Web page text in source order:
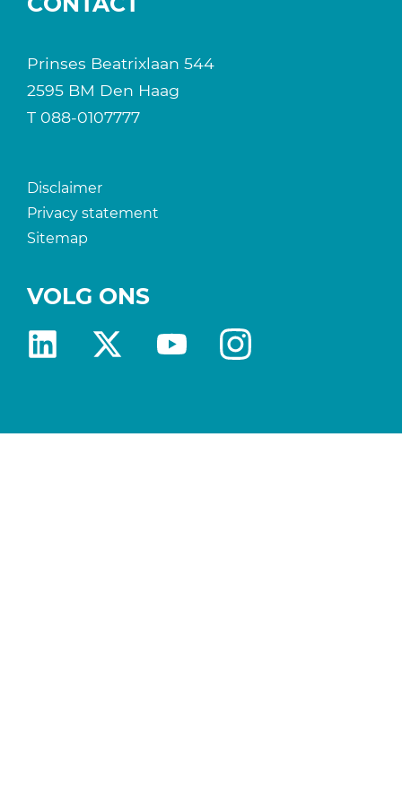
Prinses Beatrixlaan 544
2595 BM Den Haag
T 088-0107777
Disclaimer
Privacy statement
Sitemap
VOLG ONS